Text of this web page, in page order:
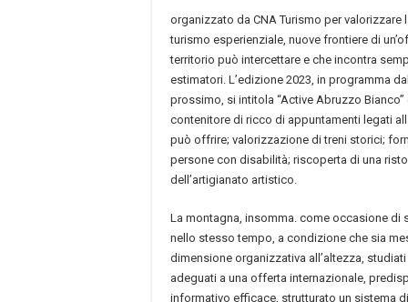
organizzato da CNA Turismo per valorizzare
turismo esperienziale, nuove frontiere di
territorio può intercettare e che incontra
estimatori. L’edizione 2023, in programma
prossimo, si intitola “Active Abruzzo
contenitore di ricco di appuntamenti legati
può offrire; valorizzazione di treni storici;
persone con disabilità; riscoperta di una
dell’artigianato artistico.
La montagna, insomma. come occasione di
nello stesso tempo, a condizione che sia
dimensione organizzativa all’altezza,
adeguati a una offerta internazionale,
informativo efficace, strutturato un sistema